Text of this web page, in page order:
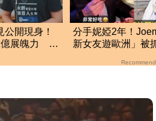
開現身！
億展魄力 親
分手妮婭2年！
新女友遊歐洲」